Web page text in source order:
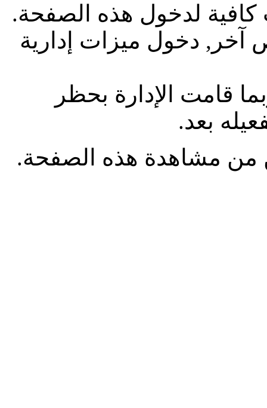
كافية لدخول هذه الصفحة.
دخول ميزات إدارية
قامت الإدارة بحظر
بعد.
مشاهدة هذه الصفحة.